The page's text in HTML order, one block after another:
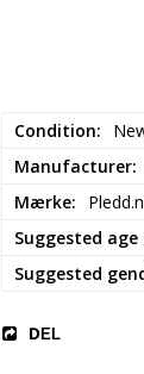
Condition
Manufacturer
Mærke
Suggested
Suggested
DEL